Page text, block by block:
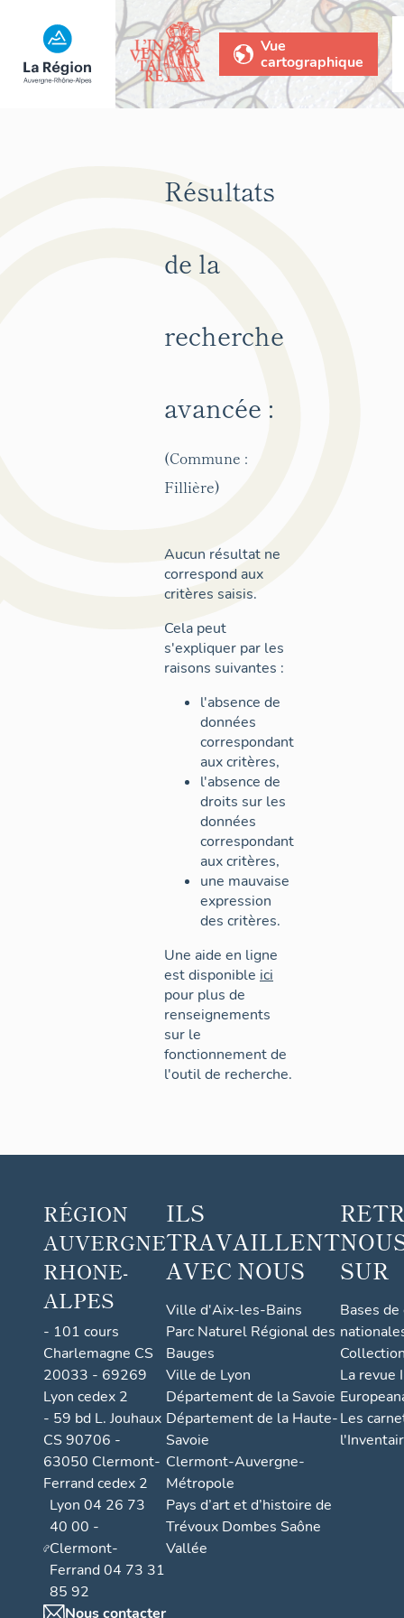
Vue
cartographique
Résultats
de la
recherche
avancée :
(Commune :
Fillière)
Aucun résultat ne
correspond aux
critères saisis.
Cela peut
s'expliquer par les
raisons suivantes :
l'absence de
données
correspondant
aux critères,
l'absence de
droits sur les
données
correspondant
aux critères,
une mauvaise
expression
des critères.
Une aide en ligne
est disponible ici
pour plus de
renseignements
sur le
fonctionnement de
l'outil de recherche.
RÉGION
AUVERGNE
RHONE-
ALPES
- 101 cours
Charlemagne CS
20033 - 69269
Lyon cedex 2
- 59 bd L. Jouhaux
CS 90706 -
63050 Clermont-
Ferrand cedex 2
Lyon 04 26 73
40 00 -
Clermont-
Ferrand 04 73 31
85 92
Nous contacter
ILS
TRAVAILLENT
AVEC NOUS
Ville d'Aix-les-Bains
Parc Naturel Régional des
Bauges
Ville de Lyon
Département de la Savoie
Département de la Haute-
Savoie
Clermont-Auvergne-
Métropole
Pays d’art et d’histoire de
Trévoux Dombes Saône
Vallée
SUR
Bases
La revue
Les